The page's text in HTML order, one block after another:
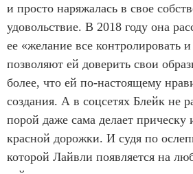
и просто наряжалась в свое
удовольствие. В 2018 году она
ее «желание все контролировать
позволяют ей доверить свои
более, что ей по-настоящему
создания. А в соцсетях Блейк не
порой даже сама делает прическу
красной дорожки. И судя по
которой Лайвли появляется на